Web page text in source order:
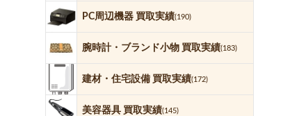
PC周辺機器 買取実績(190)
腕時計・ブランド小物 買取実績(183)
建材・住宅設備 買取実績(172)
美容器具 買取実績(145)